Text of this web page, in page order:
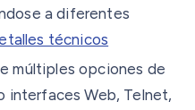
a diferentes
técnicos
múltiples opciones de
interfaces Web, Telnet,